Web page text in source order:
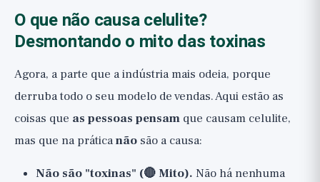
O que não causa celulite?
Desmontando o mito das toxinas
Agora, a parte que a indústria mais odeia, porque
derruba todo o seu modelo de vendas. Aqui estão as
coisas que as pessoas pensam que causam celulite,
mas que na práticanão são a causa:
Não são "toxinas" (🔴 Mito). Não há nenhuma